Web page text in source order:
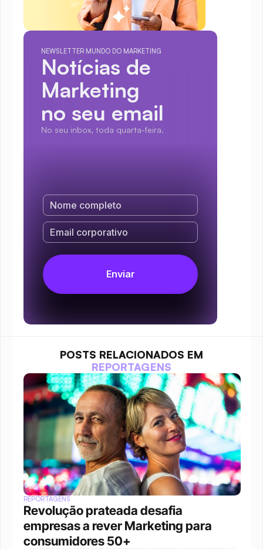
NEWSLETTER MUNDO DO MARKETING
Notícias de
Marketing
no seu email
No seu inbox, toda quarta-feira.
POSTS RELACIONADOS EM
REPORTAGENS
REPORTAGENS
Revolução prateada desafia
empresas a rever Marketing para
consumidores 50+